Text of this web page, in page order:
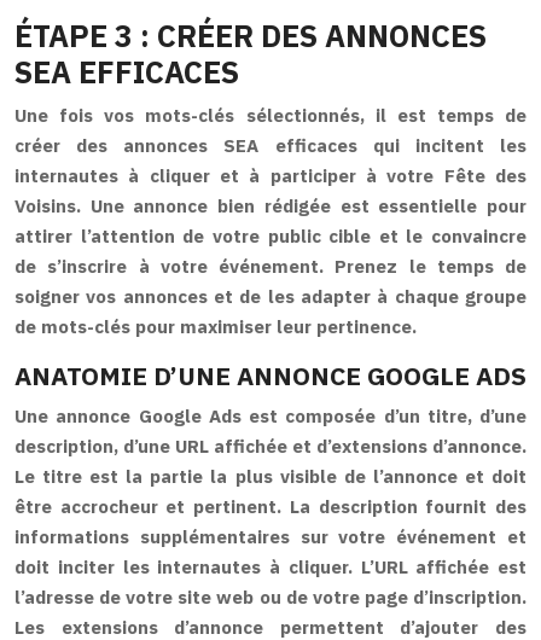
ÉTAPE 3 : CRÉER DES ANNONCES
SEA EFFICACES
Une fois vos mots-clés sélectionnés, il est temps de
créer des annonces SEA efficaces qui incitent les
internautes à cliquer et à participer à votre Fête des
Voisins. Une annonce bien rédigée est essentielle pour
attirer l’attention de votre public cible et le convaincre
de s’inscrire à votre événement. Prenez le temps de
soigner vos annonces et de les adapter à chaque groupe
de mots-clés pour maximiser leur pertinence.
ANATOMIE D’UNE ANNONCE GOOGLE ADS
Une annonce Google Ads est composée d’un titre, d’une
description, d’une URL affichée et d’extensions d’annonce.
Le titre est la partie la plus visible de l’annonce et doit
être accrocheur et pertinent. La description fournit des
informations supplémentaires sur votre événement et
doit inciter les internautes à cliquer. L’URL affichée est
l’adresse de votre site web ou de votre page d’inscription.
Les extensions d’annonce permettent d’ajouter des